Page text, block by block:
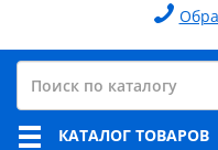
КАТАЛОГ ТОВАРОВ